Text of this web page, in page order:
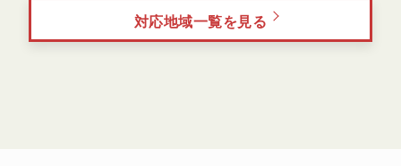
対応地域一覧を見る